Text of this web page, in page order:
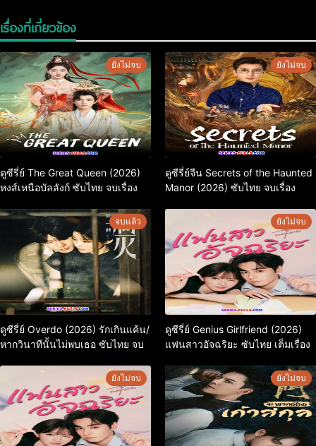
เรื่องที่เกี่ยวข้อง
ยังไม่จบ
ดูซีรี่ย์ The Great Queen (2026)
หงส์เหนือบัลลังก์ ซับไทย จบเรื่อง
ยังไม่จบ
ดูซีรี่ย์จีน Secrets of the Haunted
Manor (2026) ซับไทย จบเรื่อง
จบแล้ว
ดูซีรี่ย์ Overdo (2026) รักเกินแค้น/
หากวินาทีนั้นไม่พบเธอ ซับไทย จบ
ยังไม่จบ
ดูซีรี่ย์ Genius Girlfriend (2026)
แฟนสาวอัจฉริยะ ซับไทย เต็มเรื่อง
ยังไม่จบ ยังไม่จบ